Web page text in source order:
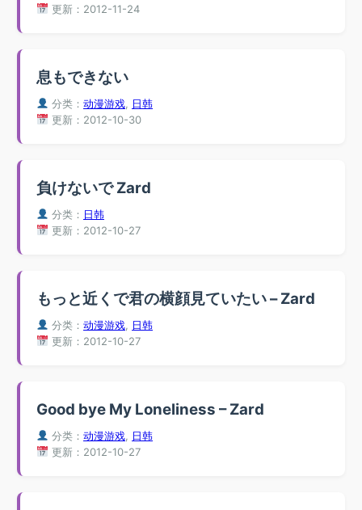
更新：2012-11-24
息もできない
分类：动漫游戏
日韩
更新：2012-10-30
負けないで Zard
分类： 日韩
更新：2012-10-27
もっと近くで君の横顔見ていたい – Zard
分类：动漫游戏
日韩
更新：2012-10-27
Good bye My Loneliness – Zard
分类：动漫游戏
日韩
更新：2012-10-27